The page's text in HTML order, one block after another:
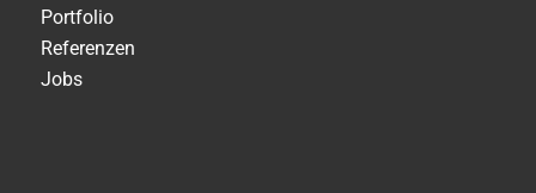
Portfolio
Referenzen
Jobs